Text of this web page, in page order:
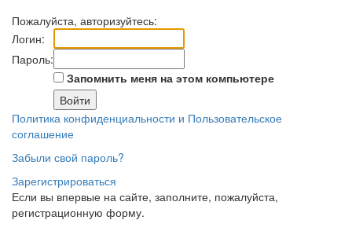
Пожалуйста, авторизуйтесь:
Логин:
Пароль:
Запомнить меня на этом компьютере
Политика конфиденциальности и Пользовательское
соглашение
Забыли свой пароль?
Зарегистрироваться
Если вы впервые на сайте, заполните, пожалуйста,
регистрационную форму.